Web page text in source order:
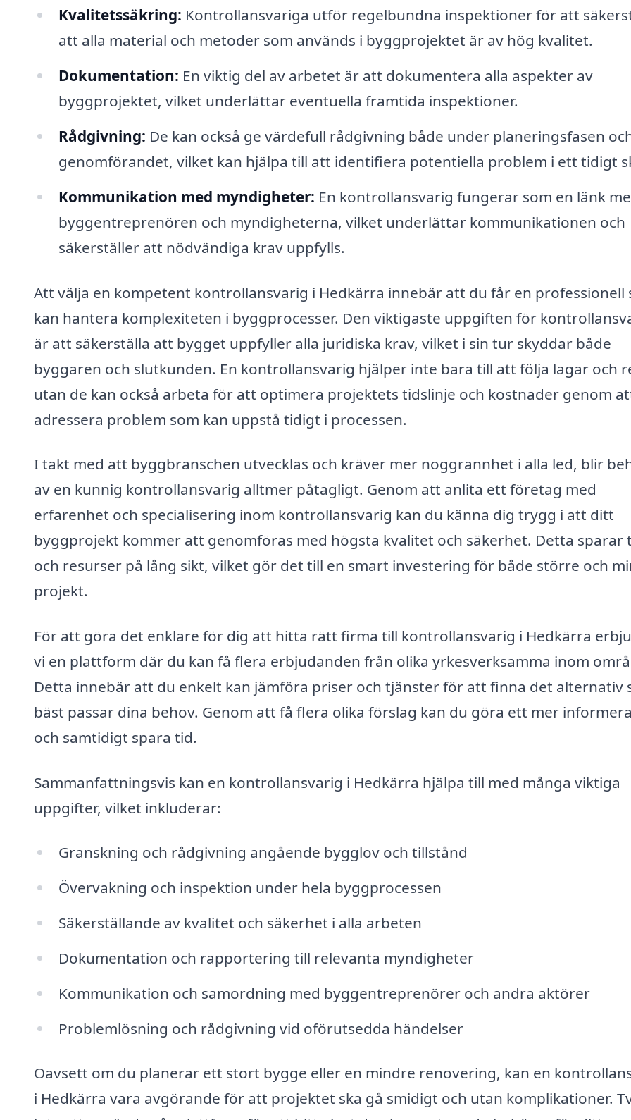
Kvalitetssäkring: Kontrollansvariga utför regelbundna inspektioner för att
att alla material och metoder som används i byggprojektet är av hög kvalitet.
Dokumentation: En viktig del av arbetet är att dokumentera alla aspekter av
byggprojektet, vilket underlättar eventuella framtida inspektioner.
Rådgivning: De kan också ge värdefull rådgivning både under planeringsfasen
genomförandet, vilket kan hjälpa till att identifiera potentiella problem i ett tidigt
Kommunikation med myndigheter: En kontrollansvarig fungerar som en länk
byggentreprenören och myndigheterna, vilket underlättar kommunikationen och
säkerställer att nödvändiga krav uppfylls.
Att välja en kompetent kontrollansvarig i Hedkärra innebär att du får en professionell
kan hantera komplexiteten i byggprocesser. Den viktigaste uppgiften för
är att säkerställa att bygget uppfyller alla juridiska krav, vilket i sin tur skyddar både
byggaren och slutkunden. En kontrollansvarig hjälper inte bara till att följa lagar och
utan de kan också arbeta för att optimera projektets tidslinje och kostnader genom
adressera problem som kan uppstå tidigt i processen.
I takt med att byggbranschen utvecklas och kräver mer noggrannhet i alla led, blir
av en kunnig kontrollansvarig alltmer påtagligt. Genom att anlita ett företag med
erfarenhet och specialisering inom kontrollansvarig kan du känna dig trygg i att ditt
byggprojekt kommer att genomföras med högsta kvalitet och säkerhet. Detta sparar
och resurser på lång sikt, vilket gör det till en smart investering för både större och
projekt.
För att göra det enklare för dig att hitta rätt firma till kontrollansvarig i Hedkärra
vi en plattform där du kan få flera erbjudanden från olika yrkesverksamma inom
Detta innebär att du enkelt kan jämföra priser och tjänster för att finna det alternativ
bäst passar dina behov. Genom att få flera olika förslag kan du göra ett mer
och samtidigt spara tid.
Sammanfattningsvis kan en kontrollansvarig i Hedkärra hjälpa till med många viktiga
uppgifter, vilket inkluderar:
Granskning och rådgivning angående bygglov och tillstånd
Övervakning och inspektion under hela byggprocessen
Säkerställande av kvalitet och säkerhet i alla arbeten
Dokumentation och rapportering till relevanta myndigheter
Kommunikation och samordning med byggentreprenörer och andra aktörer
Problemlösning och rådgivning vid oförutsedda händelser
Oavsett om du planerar ett stort bygge eller en mindre renovering, kan en
i Hedkärra vara avgörande för att projektet ska gå smidigt och utan komplikationer.